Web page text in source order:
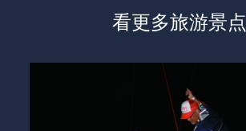
看更多旅游景点